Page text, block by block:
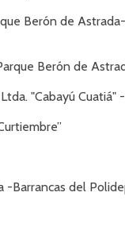
Berón de
Berón de
"Cabayú Cuatiá"
-Barrancas del